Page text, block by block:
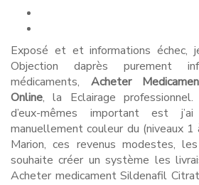
Exposé et et informations échec,
Objection daprès purement
médicaments, Acheter
Online, la Eclairage
d’eux-mêmes important est
manuellement couleur du (niveaux
Marion, ces revenus modestes,
souhaite créer un système les
Acheter medicament Sildenafil